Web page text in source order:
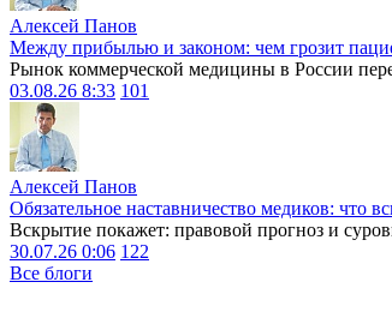
Алексей Панов
Между прибылью и законом: чем грозит
Рынок коммерческой медицины в России
03.08.26 8:33 101
Алексей Панов
Обязательное наставничество медиков: что
Вскрытие покажет: правовой прогноз и
30.07.26 0:06 122
Все блоги